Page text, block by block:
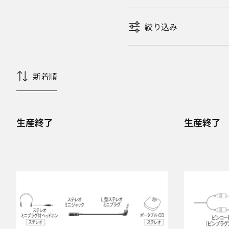
絞り込み
新着順
生産終了 生産終了